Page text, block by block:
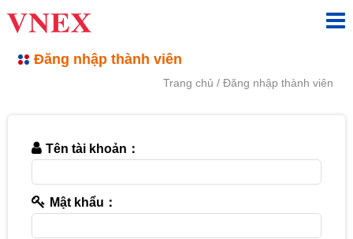
Đăng nhập thành viên
Trang chủ Đăng nhập thành viên
Tên tài khoản：
Mật khẩu：